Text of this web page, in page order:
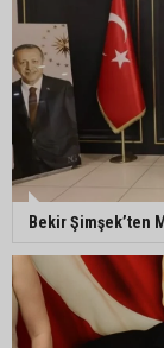
Bekir Şimşek’ten